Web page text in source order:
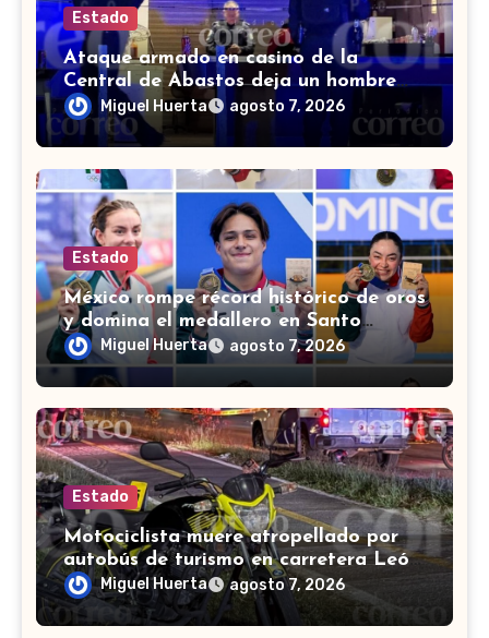
Estado
Ataque armado en casino de la
Central de Abastos deja un hombre
muerto en León
Miguel Huerta agosto 7, 2026
Estado
México rompe récord histórico de oros
y domina el medallero en Santo
Domingo 2026
Miguel Huerta agosto 7, 2026
Estado
Motociclista muere atropellado por
autobús de turismo en carretera León-
San Francisco del Rincón
Miguel Huerta agosto 7, 2026